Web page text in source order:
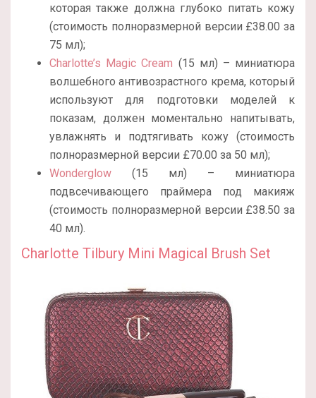
которая также должна глубоко питать кожу
(стоимость полноразмерной версии £38.00 за
75 мл);
Charlotte’s Magic Cream (15 мл) – миниатюра
волшебного антивозрастного крема, который
используют для подготовки моделей к
показам, должен моментально напитывать,
увлажнять и подтягивать кожу (стоимость
полноразмерной версии £70.00 за 50 мл);
Wonderglow (15 мл) – миниатюра
подвсечивающего праймера под макияж
(стоимость полноразмерной версии £38.50 за
40 мл).
Charlotte Tilbury Mini Magical Brush Set